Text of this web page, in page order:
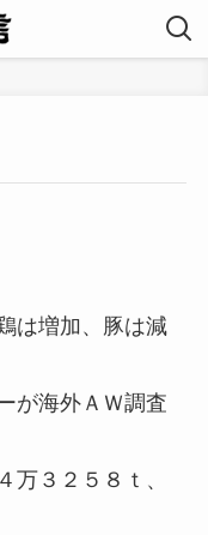
は増加、豚は減
が海外ＡＷ調査
３２５８ｔ、